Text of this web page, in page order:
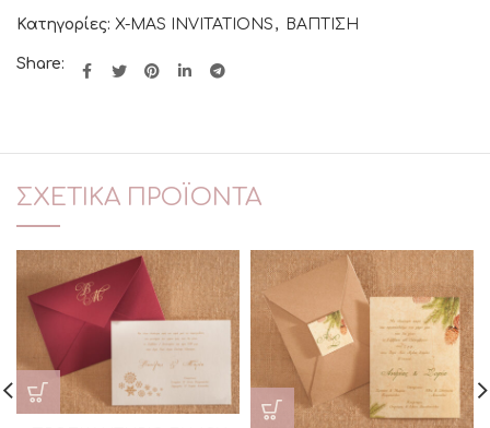
Κατηγορίες: X-MAS INVITATIONS , ΒΑΠΤΙΣΗ
Share:
ΣΧΕΤΙΚΆ ΠΡΟΪΌΝΤΑ